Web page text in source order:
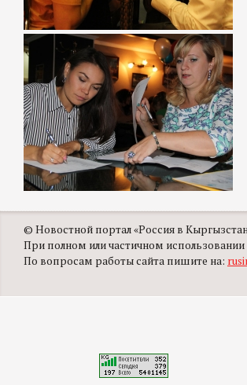
© Новостной портал «Россия в
При полном или частичном использовании
По вопросам работы сайта пишите на: